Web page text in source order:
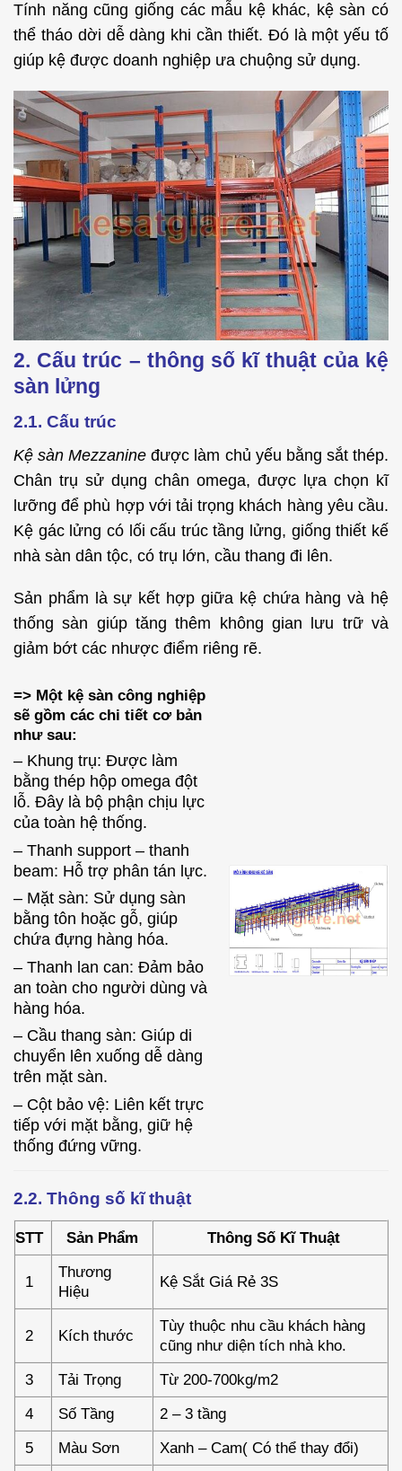
Tính năng cũng giống các mẫu kệ khác, kệ sàn có
thể tháo dời dễ dàng khi cần thiết. Đó là một yếu tố
giúp kệ được doanh nghiệp ưa chuộng sử dụng.
2. Cấu trúc – thông số kĩ thuật của kệ
sàn lửng
2.1. Cấu trúc
Kệ sàn Mezzanine được làm chủ yếu bằng sắt thép.
Chân trụ sử dụng chân omega, được lựa chọn kĩ
lưỡng để phù hợp với tải trọng khách hàng yêu cầu.
Kệ gác lửng có lối cấu trúc tầng lửng, giống thiết kế
nhà sàn dân tộc, có trụ lớn, cầu thang đi lên.
Sản phẩm là sự kết hợp giữa kệ chứa hàng và hệ
thống sàn giúp tăng thêm không gian lưu trữ và
giảm bớt các nhược điểm riêng rẽ.
=> Một kệ sàn công nghiệp
sẽ gồm các chi tiết cơ bản
như sau:
– Khung trụ: Được làm
bằng thép hộp omega đột
lỗ. Đây là bộ phận chịu lực
của toàn hệ thống.
– Thanh support – thanh
beam: Hỗ trợ phân tán lực.
– Mặt sàn: Sử dụng sàn
bằng tôn hoặc gỗ, giúp
chứa đựng hàng hóa.
– Thanh lan can: Đảm bảo
an toàn cho người dùng và
hàng hóa.
– Cầu thang sàn: Giúp di
chuyển lên xuống dễ dàng
trên mặt sàn.
– Cột bảo vệ: Liên kết trực
tiếp với mặt bằng, giữ hệ
thống đứng vững.
2.2. Thông số kĩ thuật
STT Sản Phẩm Thông Số Kĩ Thuật
1
Thương
Hiệu
Kệ Sắt Giá Rẻ 3S
2 Kích thước
Tùy thuộc nhu cầu khách hàng
cũng như diện tích nhà kho.
3
Tải Trọng
Từ 200-700kg/m2
4
Số Tầng
2 – 3 tầng
5
Màu Sơn Xanh – Cam( Có thể thay đổi)